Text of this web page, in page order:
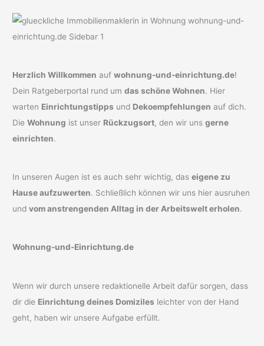
Herzlich Willkommen aufwohnung-und-einrichtung.de!
Dein Ratgeberportal rund umdas schöne Wohnen. Hier
warten Einrichtungstipps und Dekoempfehlungen auf dich.
DieWohnung ist unser Rückzugsort, den wir unsgerne
einrichten.
In unseren Augen ist es auch sehr wichtig, daseigene zu
Hause aufzuwerten. Schließlich können wir uns hier ausruhen
undvom anstrengenden Alltag in der Arbeitswelt erholen.
Wohnung-und-Einrichtung.de
Wenn wir durch unsere redaktionelle Arbeit dafür sorgen, dass
dir die Einrichtung deines Domiziles leichter von der Hand
geht, haben wir unsere Aufgabe erfüllt.